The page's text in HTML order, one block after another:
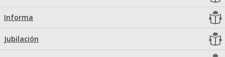
Informa
Jubilación